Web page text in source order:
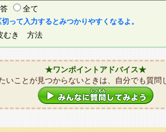
全て
って入力するとみつかりやすくなるよ。
き 方法
★ワンポイントアドバイス★
いことが見つからないときは、自分でも質問